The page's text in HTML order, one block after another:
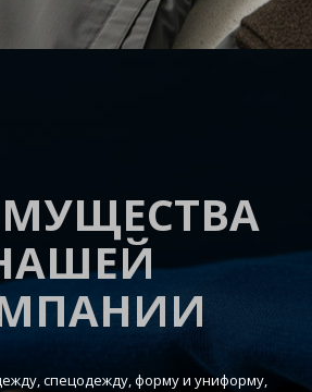
спецодежду, форму и униформу,